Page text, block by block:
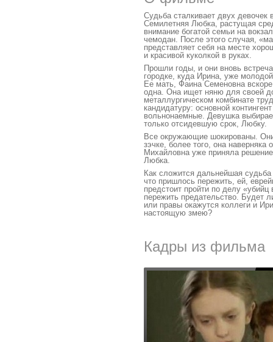
Судьба сталкивает двух
Семилетняя Любка, растущая
внимание богатой семьи на
чемодан. После этого случая,
представляет себя на месте
и красивой куколкой в руках.
Прошли годы, и они вновь
городке, куда Ирина, уже
Ее мать, Фаина Семеновна
одна. Она ищет няню для своей
металлургическом комбинате
кандидатуру: основной
вольнонаемные. Девушка
только отсидевшую срок, Любку.
Все окружающие шокированы.
зэчке, более того, она
Михайловна уже приняла
Любка.
Как сложится дальнейшая
что пришлось пережить, ей,
предстоит пройти по делу
пережить предательство. Будет
или правы окажутся коллеги и
настоящую змею?
Кадры из фильма